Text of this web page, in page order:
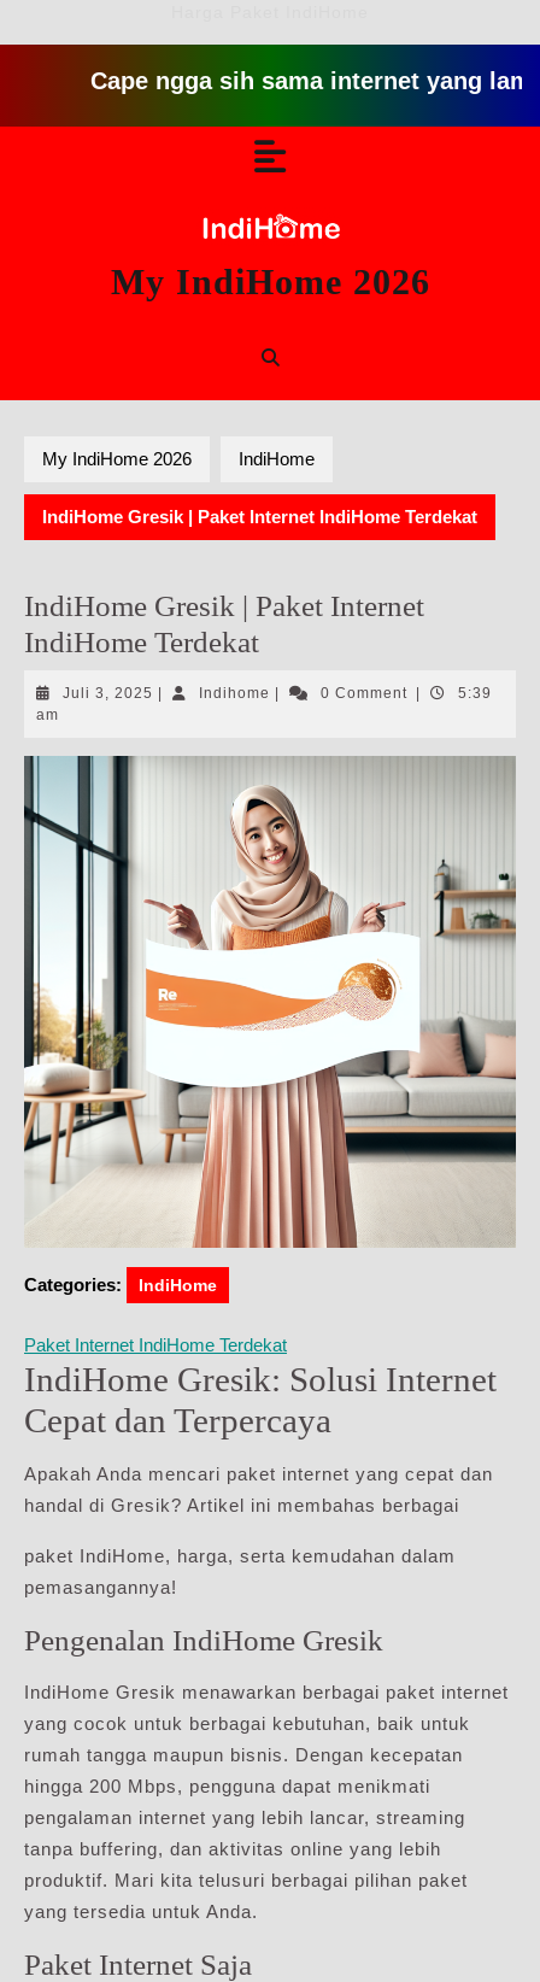
Cape ngga sih sama internet yang lambat
My IndiHome 2026
My IndiHome 2026 IndiHome
IndiHome Gresik | Paket Internet IndiHome Terdekat
IndiHome Gresik | Paket Internet
IndiHome Terdekat
Juli 3, 2025 Juli
Indihome Indihome0 Comment
5:39
am
Categories: IndiHome
Paket Internet IndiHome Terdekat
IndiHome Gresik: Solusi Internet
Cepat dan Terpercaya
Apakah Anda mencari paket internet yang cepat dan
handal di Gresik? Artikel ini membahas berbagai
paket IndiHome, harga, serta kemudahan dalam
pemasangannya!
Pengenalan IndiHome Gresik
IndiHome Gresik menawarkan berbagai paket internet
yang cocok untuk berbagai kebutuhan, baik untuk
rumah tangga maupun bisnis. Dengan kecepatan
hingga 200 Mbps, pengguna dapat menikmati
pengalaman internet yang lebih lancar, streaming
tanpa buffering, dan aktivitas online yang lebih
produktif. Mari kita telusuri berbagai pilihan paket
yang tersedia untuk Anda.
Paket Internet Saja